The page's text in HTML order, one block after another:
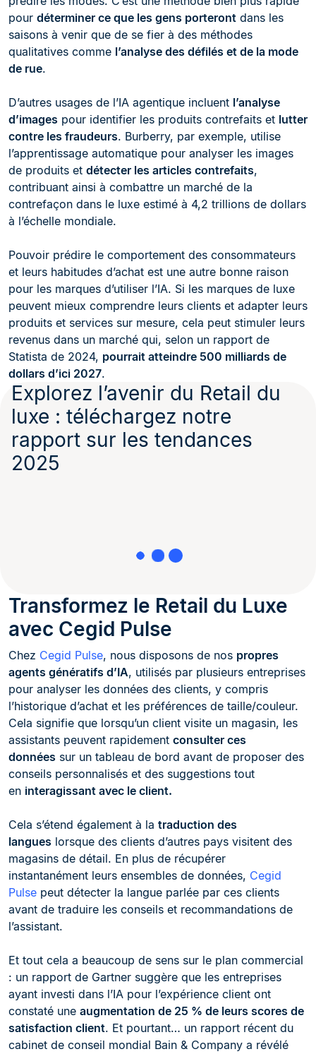
pour déterminer ce que les gens porteront dans les
saisons à venir que de se fier à des méthodes
qualitatives comme l’analyse des défilés et de la mode
de rue.
D’autres usages de l’IA agentique incluent l’analyse
d’images pour identifier les produits contrefaits et lutter
contre les fraudeurs. Burberry, par exemple, utilise
l’apprentissage automatique pour analyser les images
de produits et détecter les articles contrefaits,
contribuant ainsi à combattre un marché de la
contrefaçon dans le luxe estimé à 4,2 trillions de dollars
à l’échelle mondiale.
Pouvoir prédire le comportement des consommateurs
et leurs habitudes d’achat est une autre bonne raison
pour les marques d’utiliser l’IA. Si les marques de luxe
peuvent mieux comprendre leurs clients et adapter leurs
produits et services sur mesure, cela peut stimuler leurs
revenus dans un marché qui, selon un rapport de
Statista de 2024, pourrait atteindre 500 milliards de
dollars d’ici 2027.
Explorez l’avenir du Retail du
luxe : téléchargez notre
rapport sur les tendances
2025
Transformez le Retail du Luxe
avec Cegid Pulse
Chez Cegid Pulse, nous disposons de nos propres
agents génératifs d’IA, utilisés par plusieurs entreprises
pour analyser les données des clients, y compris
l’historique d’achat et les préférences de taille/couleur.
Cela signifie que lorsqu’un client visite un magasin, les
assistants peuvent rapidement consulter ces
données sur un tableau de bord avant de proposer des
conseils personnalisés et des suggestions tout
en interagissant avec le client.
Cela s’étend également à la traduction des
langues lorsque des clients d’autres pays visitent des
magasins de détail. En plus de récupérer
instantanément leurs ensembles de données, Cegid
Pulse peut détecter la langue parlée par ces clients
avant de traduire les conseils et recommandations de
l’assistant.
Et tout cela a beaucoup de sens sur le plan commercial
: un rapport de Gartner suggère que les entreprises
ayant investi dans l’IA pour l’expérience client ont
constaté une augmentation de 25 % de leurs scores de
satisfaction client. Et pourtant… un rapport récent du
cabinet de conseil mondial Bain & Company a révélé